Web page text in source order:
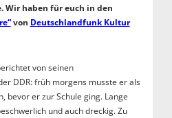
Wir haben für euch in den
von Deutschlandfunk Kultur
von seinen
DDR: früh morgens musste er als
bevor er zur Schule ging. Lange
und auch dreckig. Zu